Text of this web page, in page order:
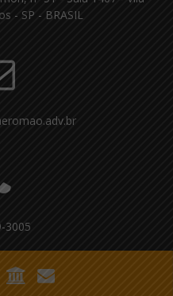
- SP - BRASIL
3005